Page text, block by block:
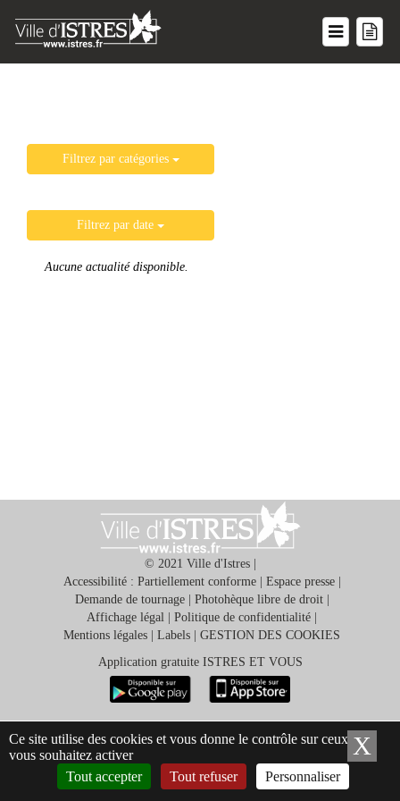
mairie
Mes
démarches
Ma
ville
Culture
Filtrez par catégories
Filtrez par date
Aucune actualité disponible.
© 2021 Ville d'Istres |
Accessibilité : Partiellement conforme| Espace presse|
Demande de tournage| Photohèque libre de droit|
Affichage légal | Politique de confidentialité |
Mentions légales | Labels | GESTION DES COOKIES
Application gratuite ISTRES ET VOUS
Ce site utilise des cookies et vous donne le contrôle sur ceux que
vous souhaitez activer
Tout accepter
Tout refuser Personnaliser
X